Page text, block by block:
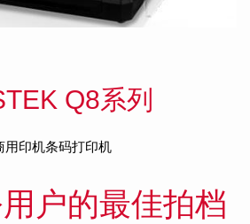
Q8系列
用印机条码打印机
户的最佳拍档